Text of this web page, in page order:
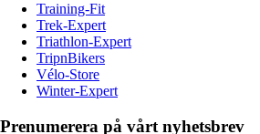
Training-Fit
Trek-Expert
Triathlon-Expert
TripnBikers
Vélo-Store
Winter-Expert
Prenumerera på vårt nyhetsbrev